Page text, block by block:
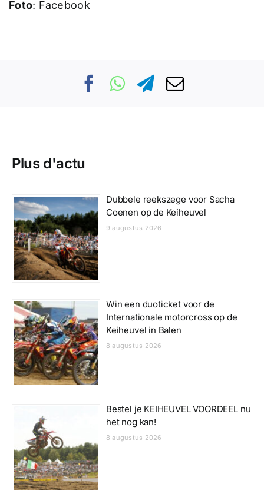
Foto: Facebook
Plus d'actu
Dubbele reekszege voor Sacha
Coenen op de Keiheuvel
9 augustus 2026
Win een duoticket voor de
Internationale motorcross op de
Keiheuvel in Balen
8 augustus 2026
Bestel je KEIHEUVEL VOORDEEL nu
het nog kan!
8 augustus 2026